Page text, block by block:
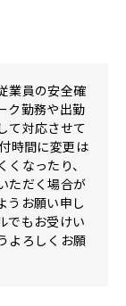
業員の安全確
ク勤務や出勤
て対応させて
時間に変更は
なったり、
ただく場合が
うお願い申し
でもお受けい
よろしくお願